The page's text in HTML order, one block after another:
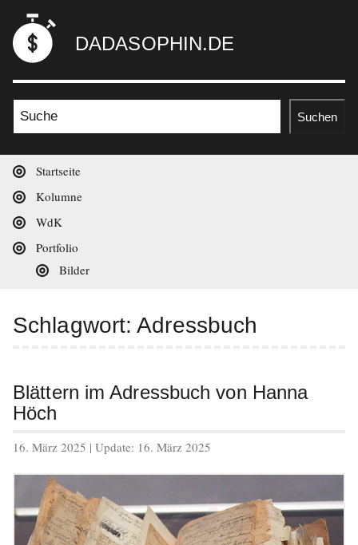
Zum
Inhalt
springen
dadasophin.de
DADASOPHIN.DE
Suche nach: Suchen
Hauptnavigation
Startseite
Kolumne
WdK
Portfolio
Bilder
Schlagwort:Adressbuch
Blättern im Adressbuch von Hanna
Höch
veröffentlicht
16. März 2025 | Update: 16. März 2025